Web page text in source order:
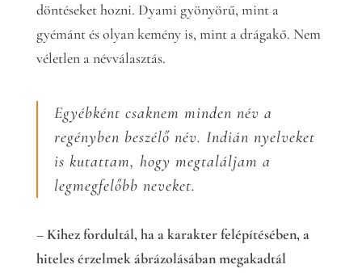
döntéseket hozni. Dyami gyönyörű, mint a
gyémánt és olyan kemény is, mint a drágakő. Nem
véletlen a névválasztás.
Egyébként csaknem minden név a
regényben beszélő név. Indián nyelveket
is kutattam, hogy megtaláljam a
legmegfelőbb neveket.
– Kihez fordultál, ha a karakter felépítésében, a
hiteles érzelmek ábrázolásában megakadtál